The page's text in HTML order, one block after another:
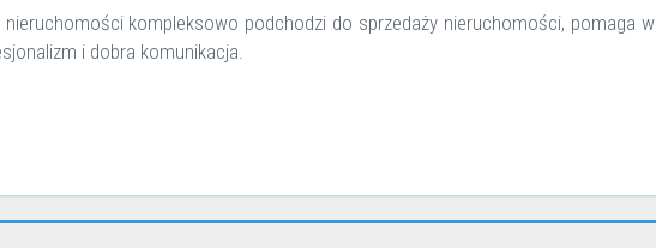
nieruchomości kompleksowo podchodzi do sprzedaży nieruchomości, pomaga w
i dobra komunikacja.